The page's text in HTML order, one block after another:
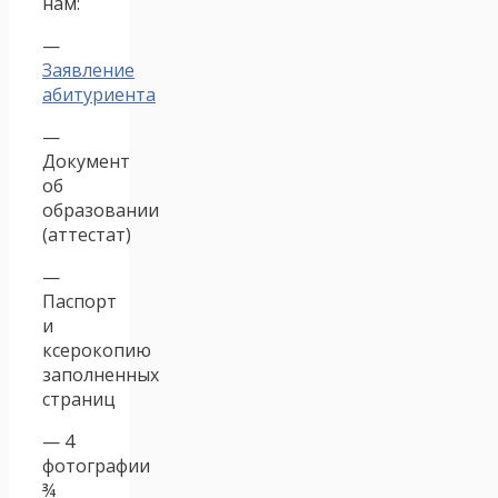
—
Заявление
абитуриента
—
Документ
об
образовании
(аттестат)
—
Паспорт
и
ксерокопию
заполненных
страниц
— 4
фотографии
¾